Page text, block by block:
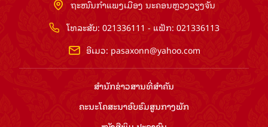
ຖະໜົນກຳແພງເມືອງ ນະຄອນຫຼວງວຽງຈັນ
ໂທລະສັບ: 021336111 - ແຟັກ: 021336113
ອີເມວ: pasaxonn@yahoo.com
ສຳ​ນັກ​ຂ່າວ​ສານ​ທີ່​ສຳ​ຄັນ​
ຄະນະໂຄສະນາອົບຮົມ​ສູນ​ກາງ​ພັກ